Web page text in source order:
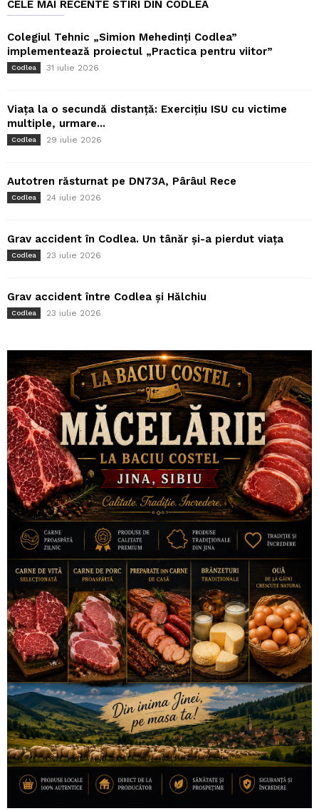
CELE MAI RECENTE STIRI DIN CODLEA
Colegiul Tehnic „Simion Mehedinți Codlea”
implementează proiectul „Practica pentru viitor”
Codlea 31 iulie 2026
Viața la o secundă distanță: Exercițiu ISU cu victime
multiple, urmare...
Codlea 29 iulie 2026
Autotren răsturnat pe DN73A, Pârâul Rece
Codlea 24 iulie 2026
Grav accident în Codlea. Un tânăr și-a pierdut viața
Codlea 23 iulie 2026
Grav accident între Codlea și Hălchiu
Codlea 23 iulie 2026